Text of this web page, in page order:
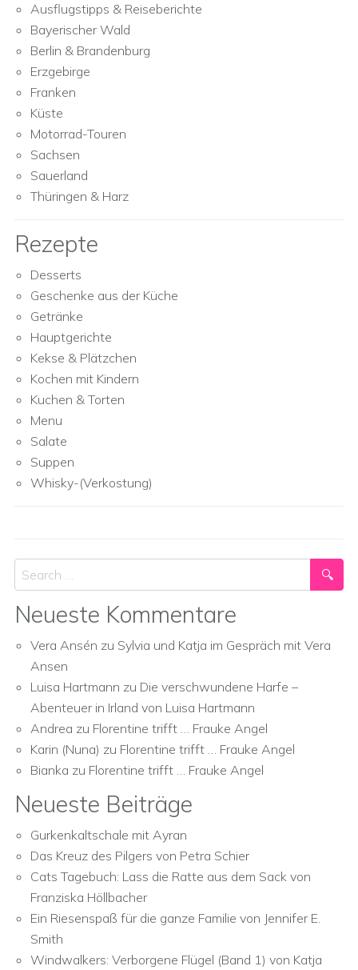
Ausflugstipps & Reiseberichte
Bayerischer Wald
Berlin & Brandenburg
Erzgebirge
Franken
Küste
Motorrad-Touren
Sachsen
Sauerland
Thüringen & Harz
Rezepte
Desserts
Geschenke aus der Küche
Getränke
Hauptgerichte
Kekse & Plätzchen
Kochen mit Kindern
Kuchen & Torten
Menu
Salate
Suppen
Whisky-(Verkostung)
Search
Neueste Kommentare
Vera Ansén zu Sylvia und Katja im Gespräch mit Vera
Ansen
Luisa Hartmann zu Die verschwundene Harfe –
Abenteuer in Irland von Luisa Hartmann
Andrea zu Florentine trifft … Frauke Angel
Karin (Nuna) zu Florentine trifft … Frauke Angel
Bianka zu Florentine trifft … Frauke Angel
Neueste Beiträge
Gurkenkaltschale mit Ayran
Das Kreuz des Pilgers von Petra Schier
Cats Tagebuch: Lass die Ratte aus dem Sack von
Franziska Höllbacher
Ein Riesenspaß für die ganze Familie von Jennifer E.
Smith
Windwalkers: Verborgene Flügel (Band 1) von Katja